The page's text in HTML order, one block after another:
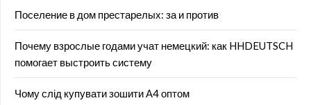
Поселение в дом престарелых: за и против
Почему взрослые годами учат немецкий: как HHDEUTSCH
помогает выстроить систему
Чому слід купувати зошити А4 оптом